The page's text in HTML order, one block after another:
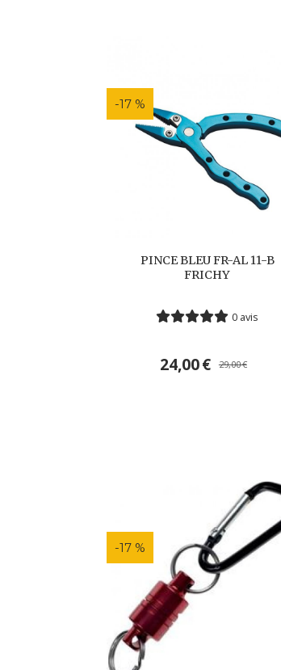
-17 %
PINCE BLEU FR-AL 11-B
FRICHY
0 avis
24,00€ 29,00€
-17 %